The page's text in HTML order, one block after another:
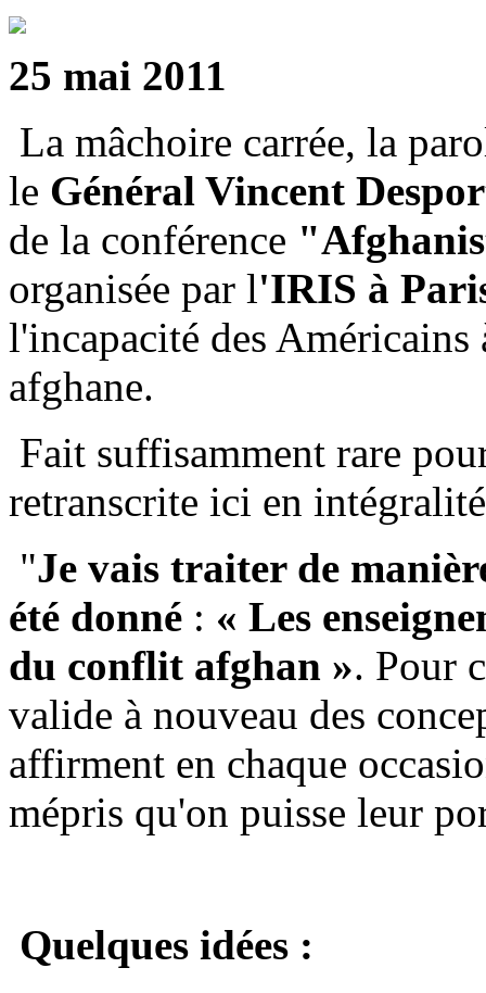
25 mai 2011
La mâchoire carrée, la
le Général Vincent
de la conférence
organisée par l'IRIS à
l'incapacité des
afghane.
Fait suffisamment rare
retranscrite ici en
"Je vais traiter de
été donné : « Les
du conflit afghan ». Pour
valide à nouveau des
affirment en chaque
mépris qu'on puisse leur
Quelques idées :